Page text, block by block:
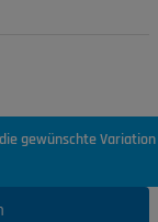
gewünschte Variation